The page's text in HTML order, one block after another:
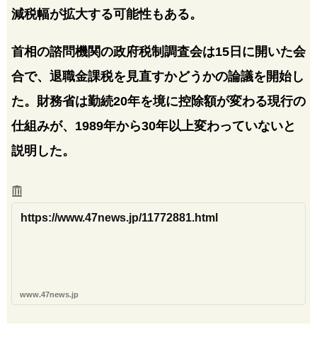
減税幅が拡大する可能性もある。
首相の諮問機関の政府税制調査会は15日に開いた会
合で、退職金課税を見直すかどうかの論議を開始し
た。財務省は勤続20年を境に控除額が変わる現行の
仕組みが、1989年から30年以上変わっていないと
説明した。
https://www.47news.jp/11772881.html
www.47news.jp